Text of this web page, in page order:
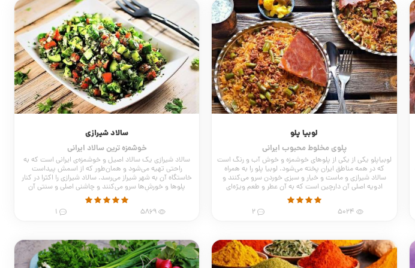
لوبیا پلو
پلوی مخلوط محبوب ایرانی
لوبیاپلو یکی از یکی از پلوهای خوشمزه و خوش آب و رنگ است
که در همه مناطق ایران پخته می‌شود. لوبیا پلو را به همراه
سالاد شیرازی و ماست و خیار و سبزی خوردن سرو می‌کنند و
ادویه اصلی آن دارچین است که به آن عطر و طعم ویژه‌ای
می‌دهد.
2
سالاد شیرازی
خوشمزه ترین سالاد ایرانی
سالاد شیرازی یک سالاد اصیل و خوشمزه‌ی ایرانی است که به
راحتی تهیه می‌شود و همان‌طور که از اسمش پیداست
خاستگاه آن به شهر شیراز می‌رسد. سالاد شیرازی را اکثرا در کنار
پلوها و خورش‌ها سرو می‌کنند و چاشنی اصلی و سنتی آن
آبغوره است. اما گاهی به همراه آبلیمو یا نارنج نیز سرو می‌شود.
5869